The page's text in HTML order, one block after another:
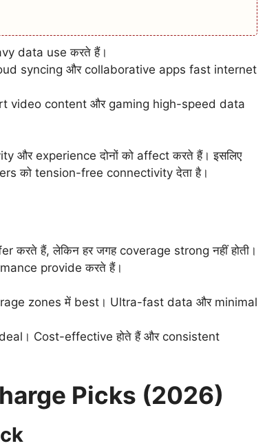
data use करते हैं।
syncing और collaborative apps fast internet
video content और gaming high-speed data
experience दोनों को affect करते हैं। इसलिए
को tension-free connectivity देता है।
हैं, लेकिन हर जगह coverage strong नहीं होती।
provide करते हैं।
zones में best। Ultra-fast data और minimal
Cost-effective होते हैं और consistent
Picks (2026)